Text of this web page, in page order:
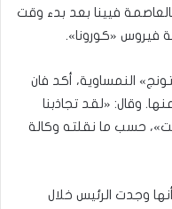
فيينا بعد بدء وقت
فيروس «كورونا».
النمساوية، أكد فان
وقال: «لقد تجاذبنا
حسب ما نقلته وكالة
وجدت الرئيس خلال